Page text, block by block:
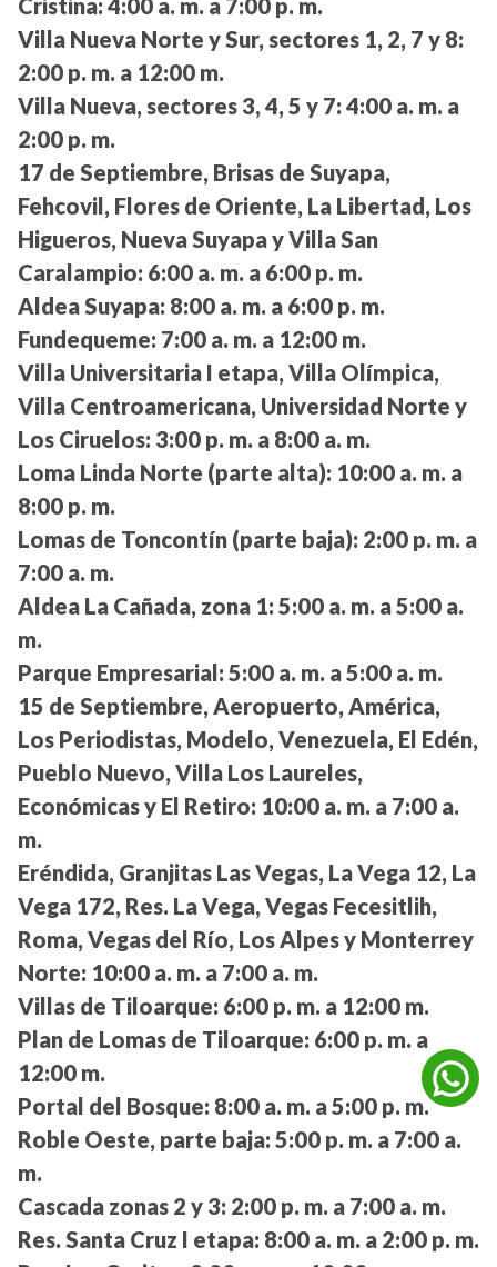
Villa Nueva Norte y Sur, sectores 1, 2, 7 y 8:
2:00 p. m. a 12:00 m.
Villa Nueva, sectores 3, 4, 5 y 7: 4:00 a. m. a
2:00 p. m.
17 de Septiembre, Brisas de Suyapa,
Fehcovil, Flores de Oriente, La Libertad, Los
Higueros, Nueva Suyapa y Villa San
Caralampio: 6:00 a. m. a 6:00 p. m.
Aldea Suyapa: 8:00 a. m. a 6:00 p. m.
Fundequeme: 7:00 a. m. a 12:00 m.
Villa Universitaria I etapa, Villa Olímpica,
Villa Centroamericana, Universidad Norte y
Los Ciruelos: 3:00 p. m. a 8:00 a. m.
Loma Linda Norte (parte alta): 10:00 a. m. a
8:00 p. m.
Lomas de Toncontín (parte baja): 2:00 p. m. a
7:00 a. m.
Aldea La Cañada, zona 1: 5:00 a. m. a 5:00 a.
m.
Parque Empresarial: 5:00 a. m. a 5:00 a. m.
15 de Septiembre, Aeropuerto, América,
Los Periodistas, Modelo, Venezuela, El Edén,
Pueblo Nuevo, Villa Los Laureles,
Económicas y El Retiro: 10:00 a. m. a 7:00 a.
m.
Eréndida, Granjitas Las Vegas, La Vega 12, La
Vega 172, Res. La Vega, Vegas Fecesitlih,
Roma, Vegas del Río, Los Alpes y Monterrey
Norte: 10:00 a. m. a 7:00 a. m.
Villas de Tiloarque: 6:00 p. m. a 12:00 m.
Plan de Lomas de Tiloarque: 6:00 p. m. a
12:00 m.
Portal del Bosque: 8:00 a. m. a 5:00 p. m.
Roble Oeste, parte baja: 5:00 p. m. a 7:00 a.
m.
Cascada zonas 2 y 3: 2:00 p. m. a 7:00 a. m.
Res. Santa Cruz I etapa: 8:00 a. m. a 2:00 p. m.